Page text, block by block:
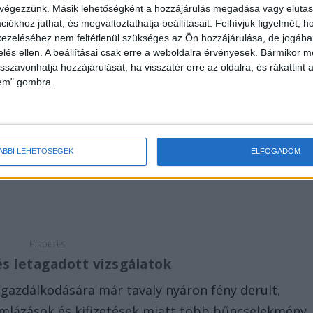
Másik lehetőségként a hozzájárulás megadása vagy
juthat, és megváltoztathatja beállításait. Felhívjuk figyelmét,
nem feltétlenül szükséges az Ön hozzájárulása, de
ellen. A beállításai csak erre a weboldalra érvényesek. Bármikor
hozzájárulását, ha visszatér erre az oldalra, és rákattint
gombra.
LEHETŐSÉGEK ELFOGADOM
a városfejlesztési cégnél
vissza, amikor a Kaposvári Törvényszék a
a Fonyódi Városfejlesztési és
Kft. (FVFVÜ) ügyvezetőnőjét és egyik rokonát. A
különösen nagy értékre, folytatólagosan,
gazdasági csalással gyanúsítja. Társa
megalapozott gyanúja is felmerült. A mostani
őrizetbe vétele is, ehhez a büntetőeljáráshoz
letagadott vizsgálatok
már tavaly nyáron fény derült,